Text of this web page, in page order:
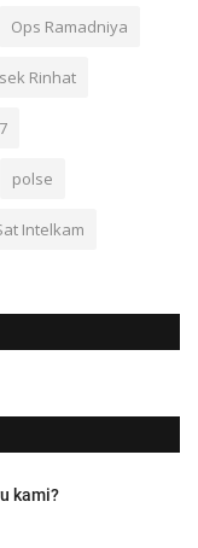
Ops Ramadniya
Rinhat
polse
Intelkam
kami?